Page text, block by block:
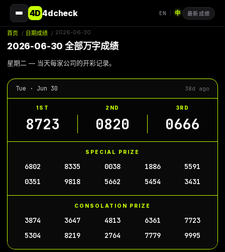
4D4dcheck EN 中 最新成绩
首页 / 日期成绩 / 2026-06-30
2026-06-30 全部万字成绩
星期二 — 当天每家公司的开彩记录。
Tue · Jun 30 38d ago
1ST 2ND 3RD
8723 0820 0666
SPECIAL PRIZE
6802 8335 0038 1886
5591
0351
9818 5662 5454 3431
CONSOLATION PRIZE
3874 3647 4813 6361
7723
5304
8219 2764 7779 9995